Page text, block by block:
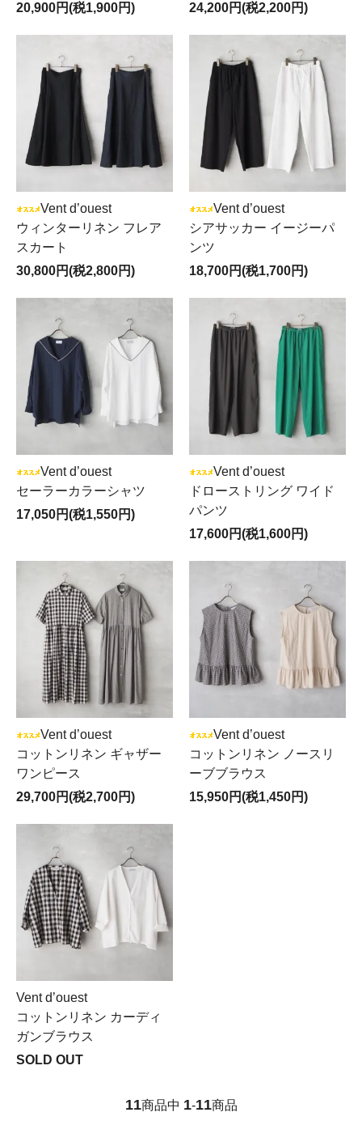
20,900円(税1,900円)
24,200円(税2,200円)
Vent d’ouest
ウィンターリネン フレア
スカート
30,800円(税2,800円)
Vent d’ouest
シアサッカー イージーパ
ンツ
18,700円(税1,700円)
Vent d’ouest
セーラーカラーシャツ
17,050円(税1,550円)
Vent d’ouest
ドローストリング ワイド
パンツ
17,600円(税1,600円)
Vent d’ouest
コットンリネン ギャザー
ワンピース
29,700円(税2,700円)
Vent d’ouest
コットンリネン ノースリ
ーブブラウス
15,950円(税1,450円)
Vent d’ouest
コットンリネン カーディ
ガンブラウス
SOLD OUT
11商品中 1-11商品